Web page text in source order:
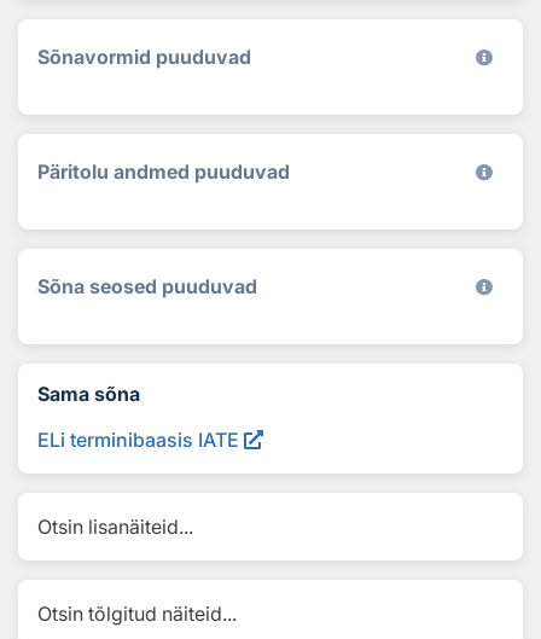
Sõnavormid puuduvad
Päritolu andmed puuduvad
Sõna seosed puuduvad
Sama sõna
ELi terminibaasis IATE
Otsin lisanäiteid...
Otsin tõlgitud näiteid...